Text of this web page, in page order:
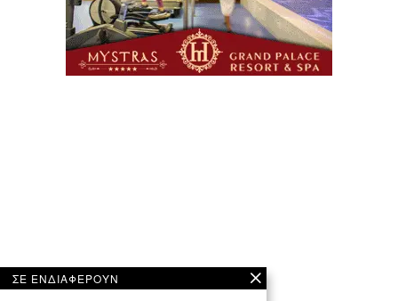
ΣΕ ΕΝΔΙΑΦΕΡΟΥΝ